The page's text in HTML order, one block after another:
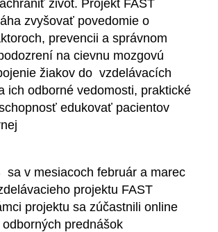
život. Projekt FAST
zvyšovať povedomie o
prevencii a správnom
na cievnu mozgovú
žiakov do vzdelávacích
ich odborné vedomosti, praktické
edukovať pacientov
sa v mesiacoch február a marec
projektu FAST
projektu sa zúčastnili online
prednášok